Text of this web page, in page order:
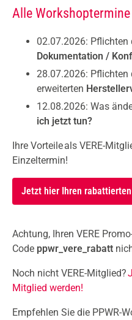
Alle
02.07.2026: Pflichten
Dokumentation /
28.07.2026: Pflichten
erweiterten
12.08.2026: Was
ich jetzt tun?
Ihre Vorteile als VERE-
Einzeltermin!
Jetzt hier Ihren
Achtung, Ihren VERE
Code ppwr_vere_rabatt
Noch nicht VERE-Mitglied?
Mitglied werden!
Empfehlen Sie die PPWR-